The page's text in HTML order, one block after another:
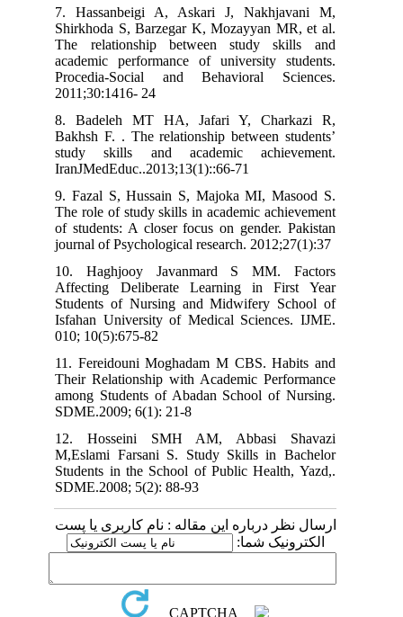
7. Hassanbeigi A, Askari J, Nakhjavani M,
Shirkhoda S, Barzegar K, Mozayyan MR, et al.
The relationship between study skills and
academic performance of university students.
Procedia-Social and Behavioral Sciences.
2011;30:1416- 24
8. Badeleh MT HA, Jafari Y, Charkazi R,
Bakhsh F. . The relationship between students’
study skills and academic achievement.
IranJMedEduc..2013;13(1)::66-71
9. Fazal S, Hussain S, Majoka MI, Masood S.
The role of study skills in academic achievement
of students: A closer focus on gender. Pakistan
journal of Psychological research. 2012;27(1):37
10. Haghjooy Javanmard S MM. Factors
Affecting Deliberate Learning in First Year
Students of Nursing and Midwifery School of
Isfahan University of Medical Sciences. IJME.
010; 10(5):675-82
11. Fereidouni Moghadam M CBS. Habits and
Their Relationship with Academic Performance
among Students of Abadan School of Nursing.
SDME.2009; 6(1): 21-8
12. Hosseini SMH AM, Abbasi Shavazi
M,Eslami Farsani S. Study Skills in Bachelor
Students in the School of Public Health, Yazd,.
SDME.2008; 5(2): 88-93
ارسال نظر درباره این مقاله : نام کاربری یا پست
الکترونیک شما: